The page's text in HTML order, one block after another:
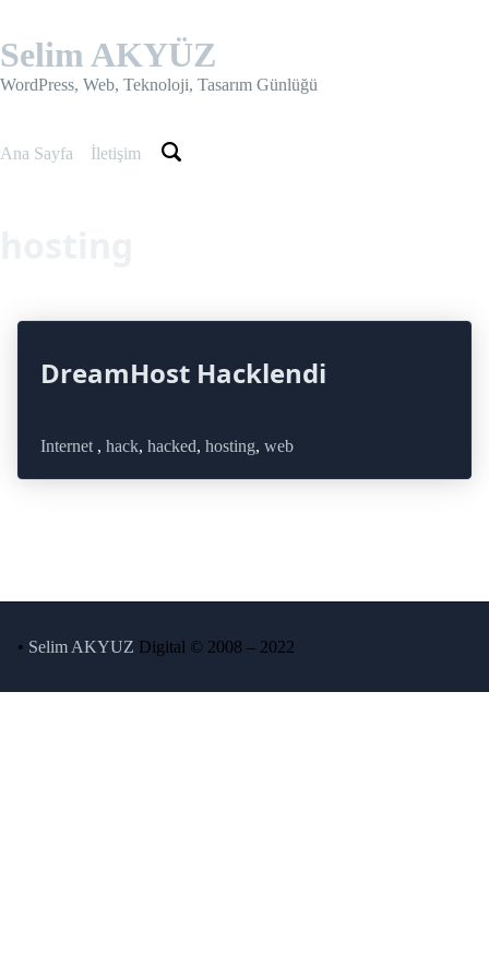
content
Selim AKYÜZ
WordPress, Web, Teknoloji, Tasarım Günlüğü
Ana Sayfa İletişim
DreamHost Hacklendi
Internet , hack, hacked, hosting, web
• Selim AKYUZ Digital © 2008 – 2022